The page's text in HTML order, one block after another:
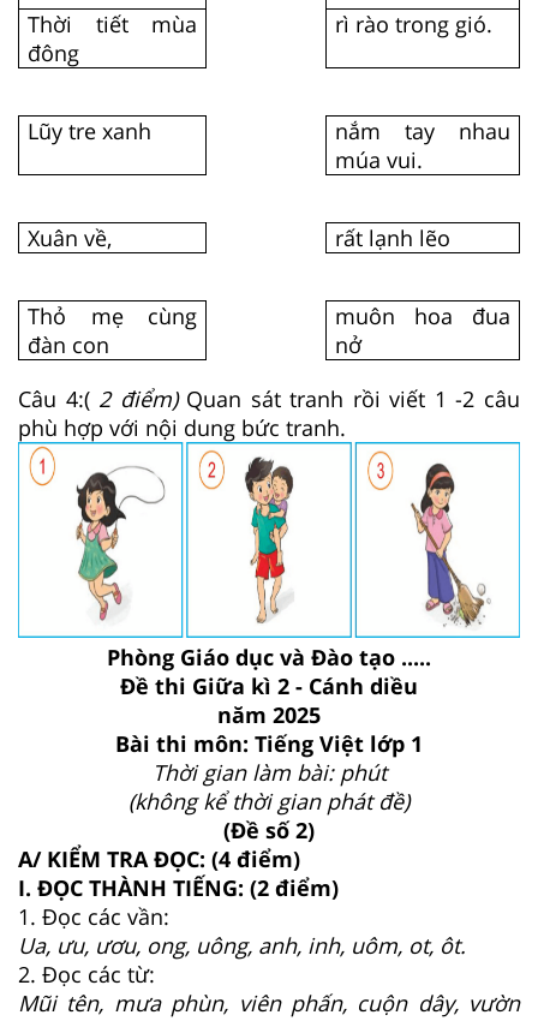
Thời tiết mùa
đông
rì rào trong gió.
Lũy tre xanh
nắm tay nhau
múa vui.
Xuân về, rất lạnh lẽo
Thỏ mẹ cùng
đàn con
muôn hoa đua
nở
Câu 4:(2 điểm) Quan sát tranh rồi viết 1 -2 câu
phù hợp với nội dung bức tranh.
Phòng Giáo dục và Đào tạo .....
Đề thi Giữa kì 2 - Cánh diều
năm 2025
Bài thi môn: Tiếng Việt lớp 1
Thời gian làm bài: phút
(không kể thời gian phát đề)
(Đề số 2)
A/ KIỂM TRA ĐỌC: (4 điểm)
I. ĐỌC THÀNH TIẾNG: (2 điểm)
1. Đọc các vần:
Ua, ưu, ươu, ong, uông, anh, inh, uôm, ot, ôt.
2. Đọc các từ:
Mũi tên, mưa phùn, viên phấn, cuộn dây, vườn